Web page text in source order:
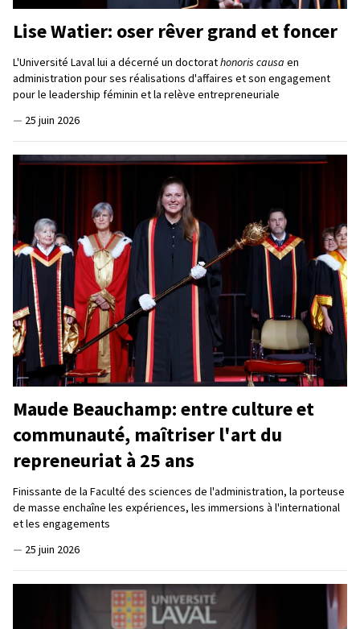
Lise Watier: oser rêver grand et foncer
L'Université Laval lui a décerné un doctorathonoris causa en
administration pour ses réalisations d'affaires et son engagement
pour le leadership féminin et la relève entrepreneuriale
— 25 juin 2026
Maude Beauchamp: entre culture et
communauté, maîtriser l'art du
repreneuriat à 25 ans
Finissante de la Faculté des sciences de l'administration, la porteuse
de masse enchaîne les expériences, les immersions à l'international
et les engagements
— 25 juin 2026